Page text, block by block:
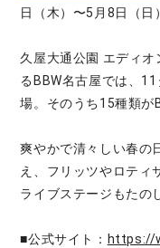
日（木）〜5月8日（日
久屋大通公園 エディ
るBBW名古屋では、
場。そのうち15種類が
爽やかで清々しい春の
え、フリッツやロティ
ライブステージもたの
■公式サイト： https://